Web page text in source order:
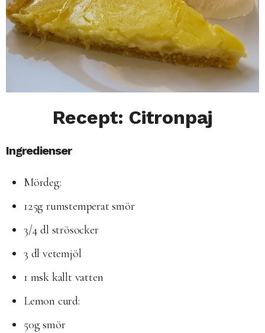
Recept: Citronpaj
Ingredienser
Mördeg:
125g rumstemperat smör
3/4 dl strösocker
3 dl vetemjöl
1 msk kallt vatten
Lemon curd:
50g smör